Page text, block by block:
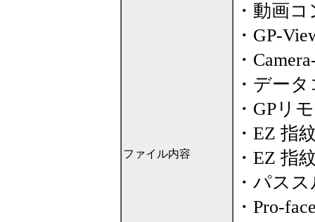
ファイル内容
・動画
・GP-
・
・デー
・GPリ
・EZ 指
・EZ 指
・パス
・Pro-